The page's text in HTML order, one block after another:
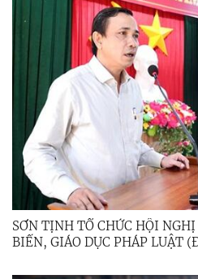
SƠN TỊNH TỔ CHỨC HỘI
BIẾN, GIÁO DỤC PHÁP LUẬT